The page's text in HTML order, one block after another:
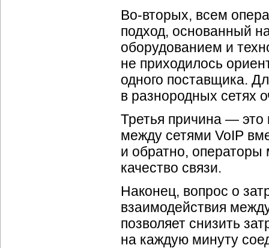
Во-вторых, всем
подход, основанный
оборудованием и
не приходилось
одного поставщика.
в разнородных сетях
Третья причина — это
между сетями VoIP
и обратно, операторы
качество связи.
Наконец, вопрос о
взаимодействия
позволяет снизить
на каждую минуту